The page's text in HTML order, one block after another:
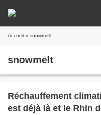
Accueil » snowmelt
snowmelt
Réchauffement
est déjà là et le Rhin